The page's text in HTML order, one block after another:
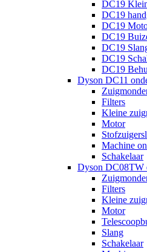
DC19
DC19
DC19
DC19
DC19
DC19
DC19
Dyson DC11
Filters
Kleine
Motor
Machine
Schakelaar
Dyson DC08TW
Filters
Kleine
Motor
Slang
Schakelaar